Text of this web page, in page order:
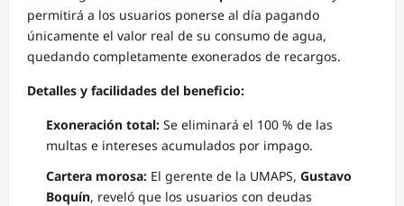
permitirá a los usuarios ponerse al día pagando
únicamente el valor real de su consumo de agua,
quedando completamente exonerados de recargos.
Detalles y facilidades del beneficio:
Exoneración total: Se eliminará el 100 % de las
multas e intereses acumulados por impago.
Cartera morosa: El gerente de la UMAPS, Gustavo
Boquín, reveló que los usuarios con deudas